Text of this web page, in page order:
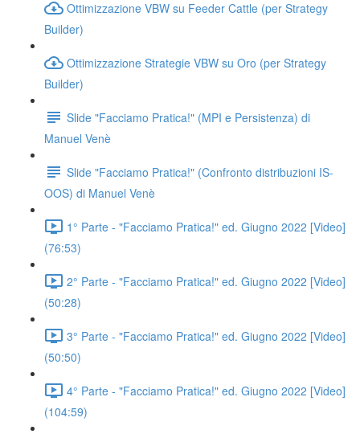
Ottimizzazione VBW su Feeder Cattle (per Strategy
Builder)
Ottimizzazione Strategie VBW su Oro (per Strategy
Builder)
Slide "Facciamo Pratica!" (MPI e Persistenza) di
Manuel Venè
Slide "Facciamo Pratica!" (Confronto distribuzioni IS-
OOS) di Manuel Venè
1° Parte - "Facciamo Pratica!" ed. Giugno 2022 [Video]
(76:53)
2° Parte - "Facciamo Pratica!" ed. Giugno 2022 [Video]
(50:28)
3° Parte - "Facciamo Pratica!" ed. Giugno 2022 [Video]
(50:50)
4° Parte - "Facciamo Pratica!" ed. Giugno 2022 [Video]
(104:59)